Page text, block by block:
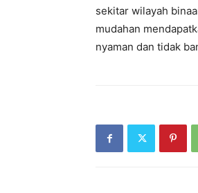
sekitar wilayah
mudahan
nyaman dan tidak